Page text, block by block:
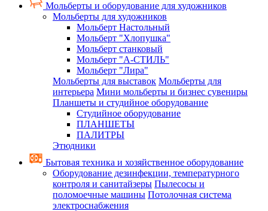
Мольберты и оборудование для художников
Мольберты для художников
Мольберт Настольный
Мольберт "Хлопушка"
Мольберт станковый
Мольберт "А-СТИЛЬ"
Мольберт "Лира"
Мольберты для выставок Мольберты для
интерьера Мини мольберты и бизнес сувениры
Планшеты и студийное оборудование
Студийное оборудование
ПЛАНШЕТЫ
ПАЛИТРЫ
Этюдники
Бытовая техника и хозяйственное оборудование
Оборудование дезинфекции, температурного
контроля и санитайзеры Пылесосы и
поломоечные машины Потолочная система
электроснабжения